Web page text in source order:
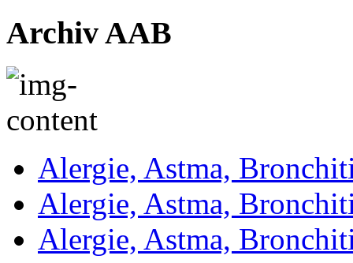
Archiv AAB
Alergie, Astma,
Alergie, Astma,
Alergie, Astma,